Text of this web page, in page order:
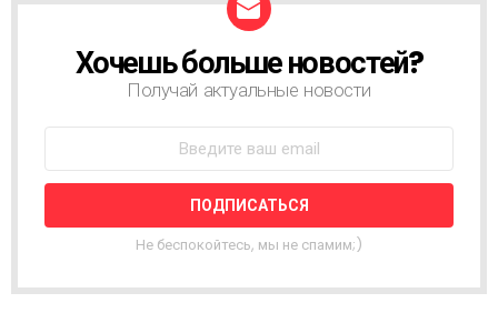
О
Т
Н
Я
А
С
Хочешь больше новостей?
Получай актуальные новости
Не беспокойтесь, мы не спамим;)